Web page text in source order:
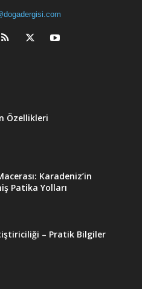
Özellikleri
Karadeniz’in
Patika Yolları
– Pratik Bilgiler